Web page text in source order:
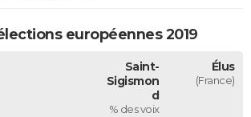
européennes 2019
Saint-
Sigismon
d
% des voix
Élus
(France)